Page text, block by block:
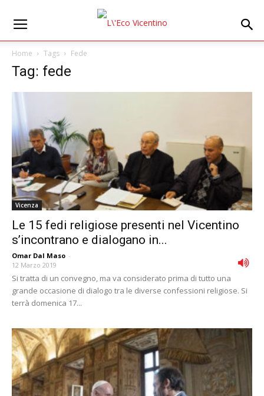
Home Tags Fede
Tag: fede
Vicenza
Le 15 fedi religiose presenti nel Vicentino
s’incontrano e dialogano in...
Omar Dal Maso -
12 Marzo 2019
Si tratta di un convegno, ma va considerato prima di tutto una
grande occasione di dialogo tra le diverse confessioni religiose. Si
terrà domenica 17...